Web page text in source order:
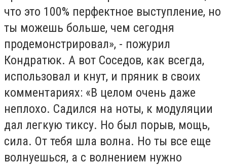
что это 100% перфектное выступление, но
ты можешь больше, чем сегодня
продемонстрировал», - пожурил
Кондратюк. А вот Соседов, как всегда,
использовал и кнут, и пряник в своих
комментариях: «В целом очень даже
неплохо. Садился на ноты, к модуляции
дал легкую тиксу. Но был порыв, мощь,
сила. От тебя шла волна. Но ты все еще
волнуешься, а с волнением нужно